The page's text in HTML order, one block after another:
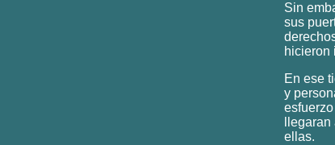
Sin
sus
hicieron
En ese
y
ellas.